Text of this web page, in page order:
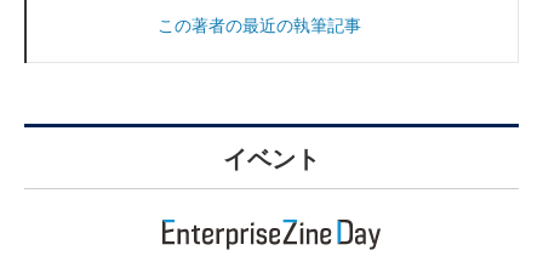
この著者の最近の執筆記事
イベント